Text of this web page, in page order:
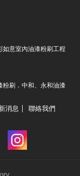
如意室內油漆粉刷工程
粉刷．中和、永和油漆
消息 聯絡我們